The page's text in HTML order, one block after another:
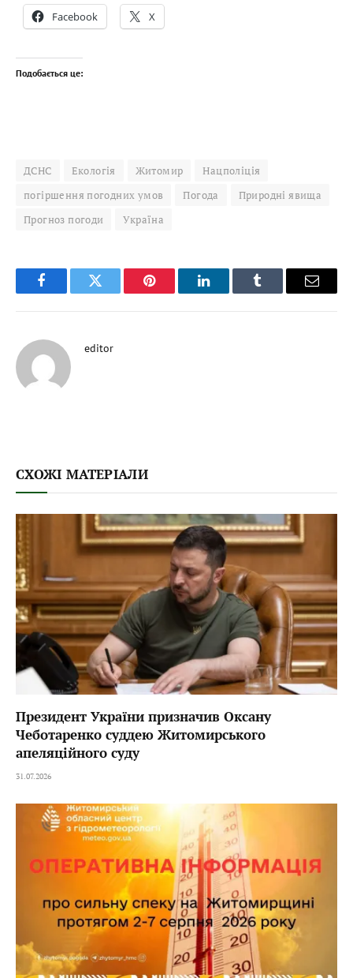
Facebook X
Подобається це:
ДСНС Екологія Житомир
Нацполіція
погіршення погодних умов
Погода
Природні явища
Прогноз погоди
Україна
FacebookTwitter Pinterest LinkedInTumblr Email
editor
СХОЖІ МАТЕРІАЛИ
Президент України призначив Оксану
Чеботаренко суддею Житомирського
апеляційного суду
31.07.2026